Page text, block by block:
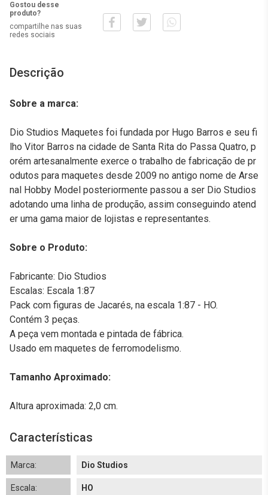
Gostou desse
produto?
compartilhe nas suas
redes sociais
Descrição
Sobre a marca:
Dio Studios Maquetes foi fundada por Hugo Barros e seu fi
lho Vitor Barros na cidade de Santa Rita do Passa Quatro, p
orém artesanalmente exerce o trabalho de fabricação de pr
odutos para maquetes desde 2009 no antigo nome de Arse
nal Hobby Model posteriormente passou a ser Dio Studios
adotando uma linha de produção, assim conseguindo atend
er uma gama maior de lojistas e representantes.
Sobre o Produto:
Fabricante: Dio Studios
Escalas: Escala 1:87
Pack com figuras de Jacarés, na escala 1:87 - HO.
Contém 3 peças.
A peça vem montada e pintada de fábrica.
Usado em maquetes de ferromodelismo.
Tamanho Aproximado:
Altura aproximada: 2,0 cm.
Características
Marca: Dio Studios
Escala: HO